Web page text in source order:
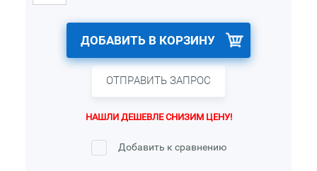
ДОБАВИТЬ В КОРЗИНУ
ОТПРАВИТЬ ЗАПРОС
НАШЛИ ДЕШЕВЛЕ СНИЗИМ ЦЕНУ!
Добавить к сравнению